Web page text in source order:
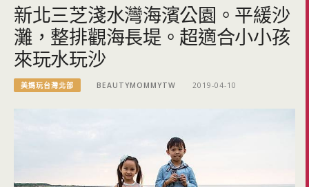
新北三芝淺水灣海濱公園。平緩沙
灘，整排觀海長堤。超適合小小孩
來玩水玩沙
美媽玩台灣北部 BEAUTYMOMMYTW 2019-04-10